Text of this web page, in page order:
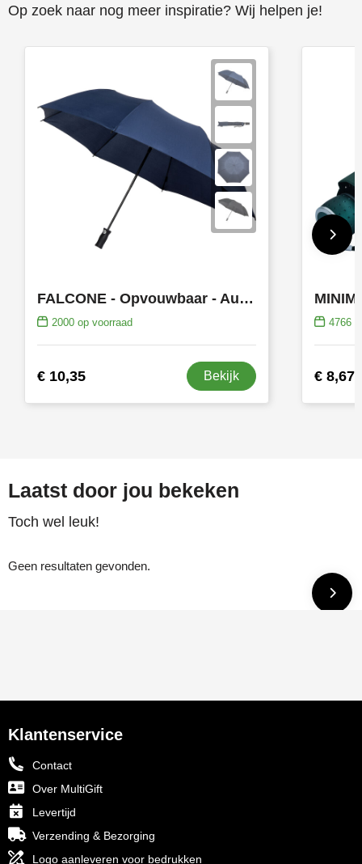
Op zoek naar nog meer inspiratie? Wij helpen je!
FALCONE - Opvouwbaar - Automaat - Windproof - 120 cm
2000op voorraad
€ 10,35 Bekijk
4766
€ 8,67
Laatst door jou bekeken
Toch wel leuk!
Geen resultaten gevonden.
Klantenservice
Contact
Over MultiGift
Levertijd
Verzending & Bezorging
Logo aanleveren voor bedrukken